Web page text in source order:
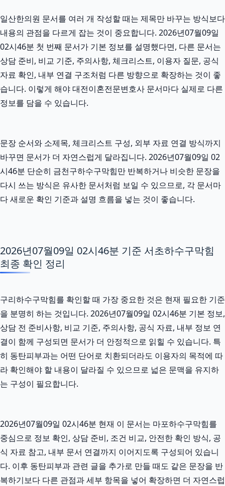
일산한의원 문서를 여러 개 작성할 때는 제목만 바꾸는 방식보다
내용의 관점을 다르게 잡는 것이 중요합니다. 2026년07월09일
02시46분 첫 번째 문서가 기본 정보를 설명했다면, 다른 문서는
상담 준비, 비교 기준, 주의사항, 체크리스트, 이용자 질문, 공식
자료 확인, 내부 연결 구조처럼 다른 방향으로 확장하는 것이 좋
습니다. 이렇게 해야 대전이혼전문변호사 문서마다 실제로 다른
정보를 담을 수 있습니다.
문장 순서와 소제목, 체크리스트 구성, 외부 자료 연결 방식까지
바꾸면 문서가 더 자연스럽게 달라집니다. 2026년07월09일 02
시46분 단순히 금천구하수구막힘만 반복하거나 비슷한 문장을
다시 쓰는 방식은 유사한 문서처럼 보일 수 있으므로, 각 문서마
다 새로운 확인 기준과 설명 흐름을 넣는 것이 좋습니다.
2026년07월09일 02시46분 기준 서초하수구막힘
최종 확인 정리
구리하수구막힘를 확인할 때 가장 중요한 것은 현재 필요한 기준
을 분명히 하는 것입니다. 2026년07월09일 02시46분 기본 정보,
상담 전 준비사항, 비교 기준, 주의사항, 공식 자료, 내부 정보 연
결이 함께 구성되면 문서가 더 안정적으로 읽힐 수 있습니다. 특
히 동탄피부과는 어떤 단어로 치환되더라도 이용자의 목적에 따
라 확인해야 할 내용이 달라질 수 있으므로 넓은 문맥을 유지하
는 구성이 필요합니다.
2026년07월09일 02시46분 현재 이 문서는 마포하수구막힘를
중심으로 정보 확인, 상담 준비, 조건 비교, 안전한 확인 방식, 공
식 자료 참고, 내부 문서 연결까지 이어지도록 구성되어 있습니
다. 이후 동탄피부과 관련 글을 추가로 만들 때도 같은 문장을 반
복하기보다 다른 관점과 세부 항목을 넣어 확장하면 더 자연스럽